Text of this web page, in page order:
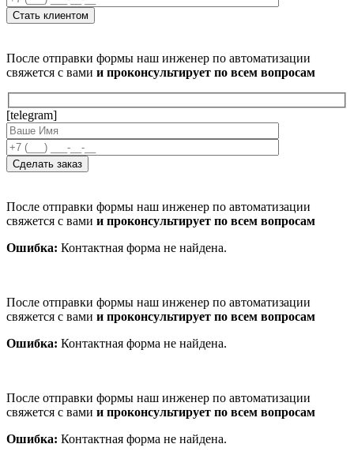
После отправки формы наш инженер по автоматизации
свяжется с вами и проконсультирует по всем вопросам
[telegram]
После отправки формы наш инженер по автоматизации
свяжется с вами и проконсультирует по всем вопросам
Ошибка: Контактная форма не найдена.
После отправки формы наш инженер по автоматизации
свяжется с вами и проконсультирует по всем вопросам
Ошибка: Контактная форма не найдена.
После отправки формы наш инженер по автоматизации
свяжется с вами и проконсультирует по всем вопросам
Ошибка: Контактная форма не найдена.